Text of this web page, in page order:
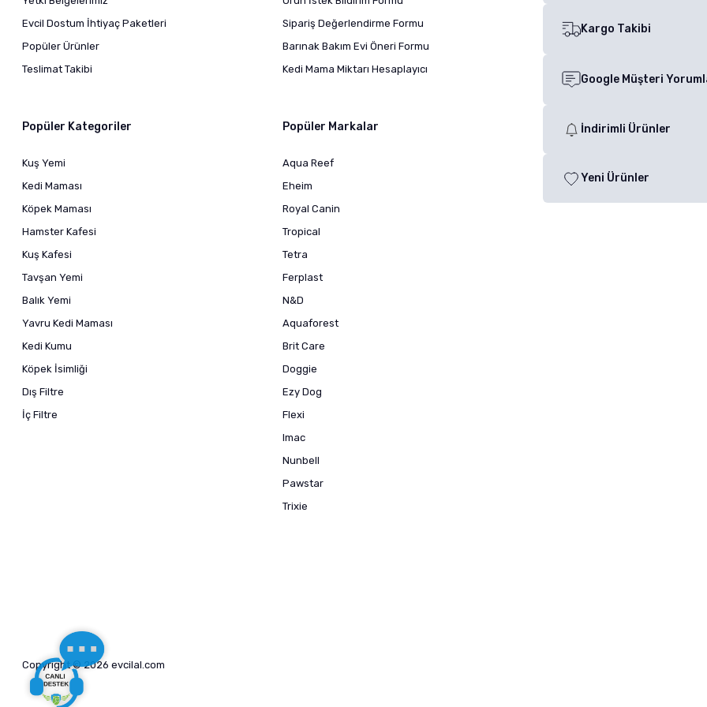
Evcil Dostum İhtiyaç Paketleri
Popüler Ürünler
Teslimat Takibi
Sipariş Değerlendirme Formu
Barınak Bakım Evi Öneri Formu
Kedi Mama Miktarı Hesaplayıcı
Popüler Kategoriler
Kuş Yemi
Kedi Maması
Köpek Maması
Hamster Kafesi
Kuş Kafesi
Tavşan Yemi
Balık Yemi
Yavru Kedi Maması
Kedi Kumu
Köpek İsimliği
Dış Filtre
İç Filtre
Popüler Markalar
Aqua Reef
Eheim
Royal Canin
Tropical
Tetra
Ferplast
N&D
Aquaforest
Brit Care
Doggie
Ezy Dog
Flexi
Imac
Nunbell
Pawstar
Trixie
Kargo Takibi
Google Müşteri
İndirimli Ürünler
Yeni Ürünler
Copyright © 2026 evcilal.com